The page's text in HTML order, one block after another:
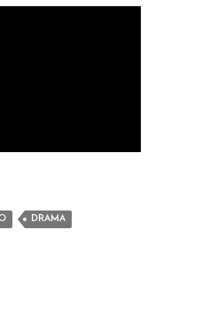
DRAMA